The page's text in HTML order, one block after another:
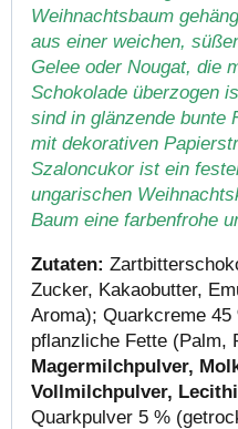
Weihnachtsbaum
aus einer weichen,
Gelee oder Nougat, die
Schokolade überzogen
sind in glänzende bunte
mit dekorativen
Szaloncukor ist ein
ungarischen
Baum eine farbenfrohe
Zutaten:
Zucker, Kakaobutter,
Aroma); Quarkcreme 45
pflanzliche Fette (Palm,
Magermilchpulver,
Vollmilchpulver,
Quarkpulver 5 %